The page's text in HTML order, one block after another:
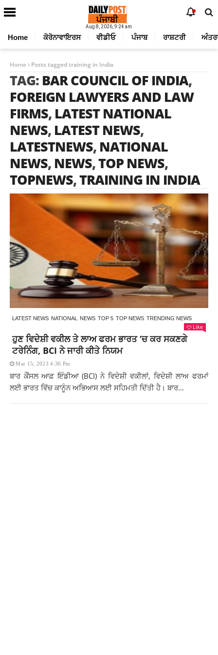
Aug 8, 2026, 9:24 am
Home ਕੋਰੋਨਾਵਾਇਰਸ ਵੀਡੀਓ ਪੰਜਾਬ ਰਾਸ਼ਟਰੀ
Home Posts tagged training in India
TAG: BAR COUNCIL OF INDIA,
FOREIGN LAWYERS AND LAW
FIRMS, LATEST NATIONAL
NEWS, LATEST NEWS,
LATESTNEWS, NATIONAL
NEWS, NEWS,TOP NEWS,
TOPNEWS,TRAINING IN INDIA
LATEST NEWS NATIONAL NEWS TOP 5 TOP NEWS TRENDING NEWS
Like
ਹੁਣ ਵਿਦੇਸ਼ੀ ਵਕੀਲ ਤੇ ਲਾਅ ਫਰਮ ਭਾਰਤ ‘ਚ ਕਰ ਸਕਣਗੇ
ਟਰੇਨਿੰਗ, BCI ਨੇ ਜਾਰੀ ਕੀਤੇ ਨਿਯਮ
Mar 15, 2023 4:36 Pm
ਬਾਰ ਕੌਂਸਲ ਆਫ਼ ਇੰਡੀਆ (BCI) ਨੇ ਵਿਦੇਸ਼ੀ ਵਕੀਲਾਂ, ਵਿਦੇਸ਼ੀ ਲਾਅ ਫਰਮਾਂ
ਲਈ ਭਾਰਤ ਵਿੱਚ ਕਾਨੂੰਨ ਅਭਿਆਸ ਲਈ ਸਹਿਮਤੀ ਦਿੱਤੀ ਹੈ। ਬਾਰ...